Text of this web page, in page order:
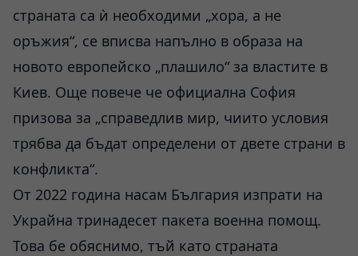
страната са ѝ необходими „хора, а не
оръжия“, се вписва напълно в образа на
новото европейско „плашило“ за властите в
Киев. Още повече че официална София
призова за „справедлив мир, чиито условия
трябва да бъдат определени от двете страни в
конфликта“.
От 2022 година насам България изпрати на
Украйна тринадесет пакета военна помощ.
Това бе обяснимо, тъй като страната